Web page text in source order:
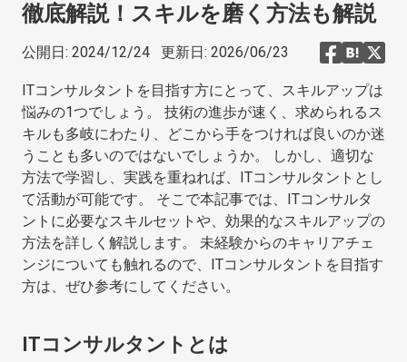
徹底解説！スキルを磨く方法も解説
公開日: 2024/12/24 更新日: 2026/06/23
ITコンサルタントを目指す方にとって、スキルアップは
悩みの1つでしょう。 技術の進歩が速く、求められるス
キルも多岐にわたり、どこから手をつければ良いのか迷
うことも多いのではないでしょうか。 しかし、適切な
方法で学習し、実践を重ねれば、ITコンサルタントとし
て活動が可能です。 そこで本記事では、ITコンサルタ
ントに必要なスキルセットや、効果的なスキルアップの
方法を詳しく解説します。 未経験からのキャリアチェ
ンジについても触れるので、ITコンサルタントを目指す
方は、ぜひ参考にしてください。
ITコンサルタントとは